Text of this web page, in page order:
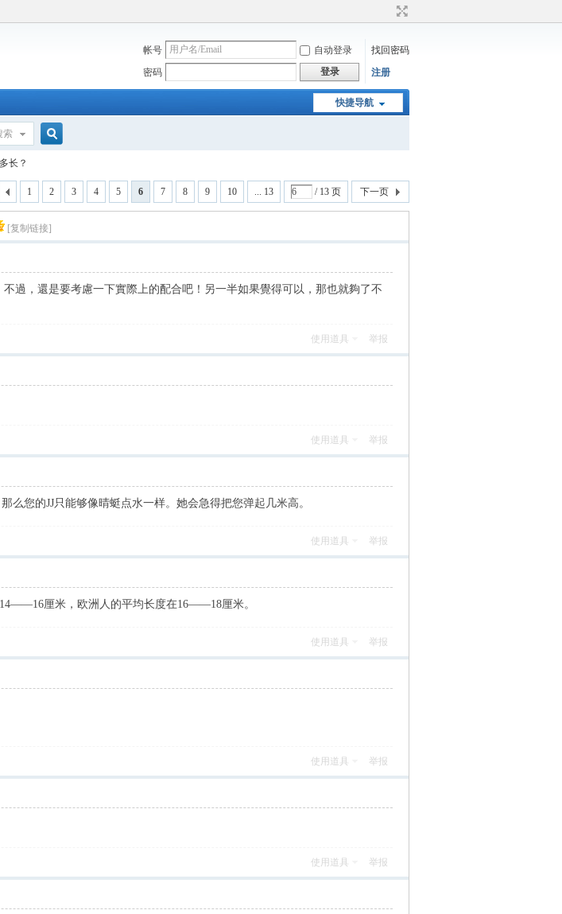
帐号 自动登录
找回密码
密码
登录 注册
快捷导航
索
索
长？
1 2 3 4 5 6 7 8 9 10 ... 13 / 13 页 下一页
[复制链接]
過，還是要考慮一下實際上的配合吧！另一半如果覺得可以，那也就夠了不
使用道具 举报
使用道具 举报
么您的JJ只能够像晴蜓点水一样。她会急得把您弹起几米高。
使用道具 举报
厘米，欧洲人的平均长度在16——18厘米。
使用道具 举报
使用道具 举报
使用道具 举报